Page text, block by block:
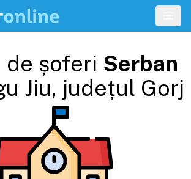
de șoferi Serban
Jiu, județul Gorj